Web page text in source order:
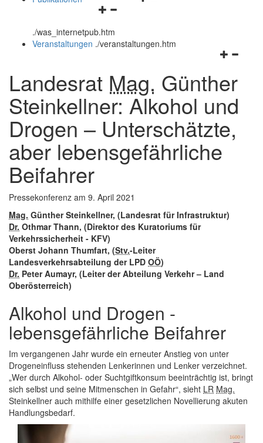
Navigationsmenü
und
schließen
./was_internetpub.htm
und
schließen
Veranstaltungen ./veranstaltungen.htm
Landesrat Mag. Günther
Steinkellner: Alkohol und
Drogen – Unterschätzte,
aber lebensgefährliche
Beifahrer
Pressekonferenz am 9. April 2021
Mag. Günther Steinkellner, (Landesrat für Infrastruktur)
Dr. Othmar Thann, (Direktor des Kuratoriums für
Verkehrssicherheit - KFV)
Oberst Johann Thumfart, (Stv.-Leiter
Landesverkehrsabteilung der LPD OÖ)
Dr. Peter Aumayr, (Leiter der Abteilung Verkehr – Land
Oberösterreich)
Alkohol und Drogen -
lebensgefährliche Beifahrer
Im vergangenen Jahr wurde ein erneuter Anstieg von unter
Drogeneinfluss stehenden Lenkerinnen und Lenker verzeichnet.
„Wer durch Alkohol- oder Suchtgiftkonsum beeinträchtig ist, bringt
sich selbst und seine Mitmenschen in Gefahr“, sieht LR Mag.
Steinkellner auch mithilfe einer gesetzlichen Novellierung akuten
Handlungsbedarf.